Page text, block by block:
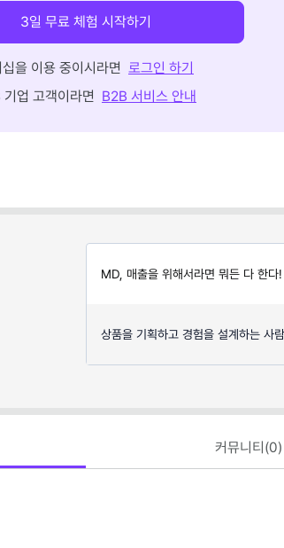
3일 무료 체험 시작하기
십을 이용 중이시라면 로그인 하기
업 고객이라면 B2B 서비스 안내
MD, 매출을 위해서라면 뭐든 다 한다!
상품을 기획하고 경험을 설계하는 사
커뮤니티(0)